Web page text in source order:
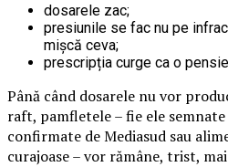
dosarele zac;
presiunile se fac nu pe
mișcă ceva;
prescripția curge ca o
Până când dosarele nu vor
raft, pamfletele – fie ele
confirmate de Mediasud sau
curajoase – vor rămâne, trist,